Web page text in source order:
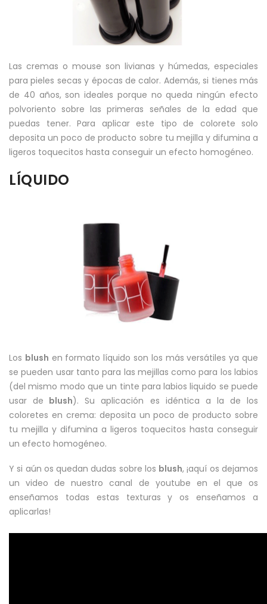
Las cremas o mouse son livianas y húmedas, especiales
para pieles secas y épocas de calor. Además, si tienes más
de 40 años, son ideales porque no queda ningún efecto
polvoriento sobre las primeras señales de la edad que
puedas tener. Para aplicar este tipo de colorete solo
deposita un poco de producto sobre tu mejilla y difumina a
ligeros toquecitos hasta conseguir un efecto homogéneo.
LÍQUIDO
Los blush en formato líquido son los más versátiles ya que
se pueden usar tanto para las mejillas como para los labios
(del mismo modo que un tinte para labios liquido se puede
usar de blush). Su aplicación es idéntica a la de los
coloretes en crema: deposita un poco de producto sobre
tu mejilla y difumina a ligeros toquecitos hasta conseguir
un efecto homogéneo.
Y si aún os quedan dudas sobre los blush, ¡aquí os dejamos
un video de nuestro canal de youtube en el que os
enseñamos todas estas texturas y os enseñamos a
aplicarlas!